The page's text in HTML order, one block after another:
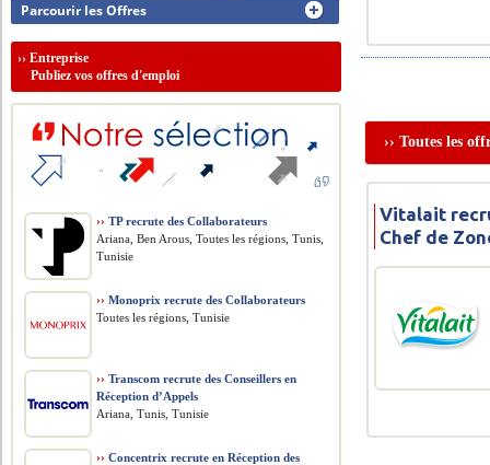
›› Toutes les
Vitalait
Chef de
Parcourir les Offres
››Entreprise
Publiez vos offres d'emploi
›› TP recrute des Collaborateurs
Ariana, Ben Arous, Toutes les régions, Tunis,
Tunisie
›› Monoprix recrute des Collaborateurs
Toutes les régions, Tunisie
›› Transcom recrute des Conseillers en
Réception d’Appels
Ariana, Tunis, Tunisie
›› Concentrix recrute en Réception des